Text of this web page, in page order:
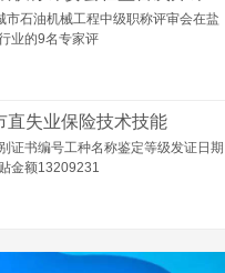
石油机械工程中级职称评审会在盐
业的9名专家评
直失业保险技术技能
证书编号工种名称鉴定等级发证日期
金额13209231